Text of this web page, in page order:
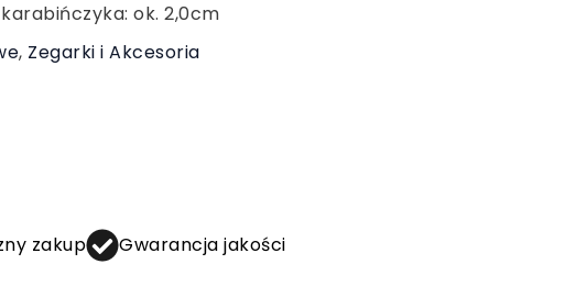
ok. 2,0cm
, Zegarki i Akcesoria
zakup Gwarancja jakości